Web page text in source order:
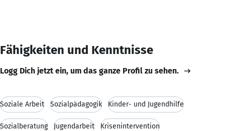
Fähigkeiten und Kenntnisse
Logg Dich jetzt ein, um das ganze Profil zu sehen.
Soziale Arbeit Sozialpädagogik Kinder- und Jugendhilfe
Sozialberatung Jugendarbeit Krisenintervention